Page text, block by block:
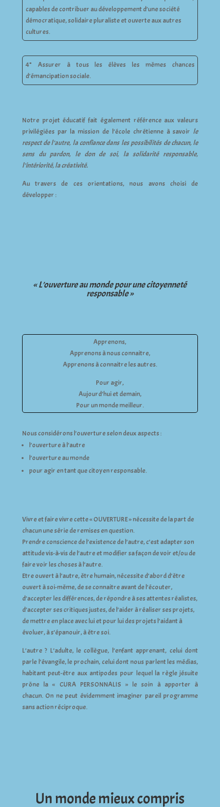
capables de contribuer au développement d’une société
démocratique, solidaire pluraliste et ouverte aux autres
cultures.
4° Assurer à tous les élèves les mêmes chances
d’émancipation sociale.
Notre projet éducatif fait également référence aux valeurs
privilégiées par la mission de l’école chrétienne à savoir le
respect de l’autre, la confiance dans les possibilités de chacun, le
sens du pardon, le don de soi, la solidarité responsable,
l’intériorité, la créativité.
Au travers de ces orientations, nous avons choisi de
développer :
« L’ouverture au monde pour une citoyenneté
responsable »
Apprenons,
Apprenons à nous connaitre,
Apprenons à connaitre les autres.
Pour agir,
Aujourd’hui et demain,
Pour un monde meilleur.
Nous considérons l’ouverture selon deux aspects :
l’ouverture à l’autre
l’ouverture au monde
pour agir en tant que citoyen responsable.
Vivre et faire vivre cette « OUVERTURE » nécessite de la part de
chacun une série de remises en question.
Prendre conscience de l’existence de l’autre, c’est adapter son
attitude vis-à-vis de l’autre et modifier sa façon de voir et/ou de
faire voir les choses à l’autre.
Etre ouvert à l’autre, être humain, nécessite d’abord d’être
ouvert à soi-même, de se connaitre avant de l’écouter,
d’accepter les différences, de répondre à ses attentes réalistes,
d’accepter ses critiques justes, de l’aider à réaliser ses projets,
de mettre en place avec lui et pour lui des projets l’aidant à
évoluer, à s’épanouir, à être soi.
L’autre ? L’adulte, le collègue, l’enfant apprenant, celui dont
parle l’évangile, le prochain, celui dont nous parlent les médias,
habitant peut-être aux antipodes pour lequel la règle jésuite
prône la « CURA PERSONNALIS » le soin à apporter à
chacun. On ne peut évidemment imaginer pareil programme
sans action réciproque.
Un monde mieux compris